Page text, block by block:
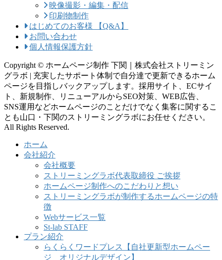
映像撮影・編集・配信
印刷物制作
はじめてのお客様 【Q&A】
お問い合わせ
個人情報保護方針
Copyright © ホームページ制作 下関｜株式会社ストリーミン
グラボ | 充実したサポート体制で自分達で更新できるホーム
ページを目指しバックアップします。採用サイト、ECサイ
ト、新規制作、リニューアルからSEO対策、WEB広告、
SNS運用などホームページのことだけでなく集客に関するこ
とも山口・下関のストリーミングラボにお任せください。
All Rights Reserved.
ホーム
会社紹介
会社概要
ストリーミングラボ代表取締役 ご挨拶
ホームページ制作へのこだわりと想い
ストリーミングラボが制作するホームページの特
徴
Webサービス一覧
St-lab STAFF
プラン紹介
らくらくワードプレス【自社更新型ホームペー
ジ オリジナルデザイン】